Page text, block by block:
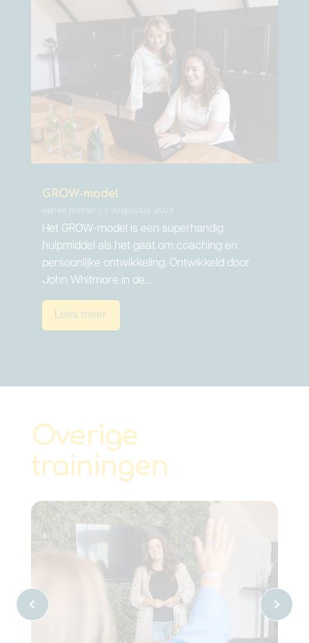
GROW-model
Renée Huster | 7 Augustus 2024
Het GROW-model is een superhandig
hulpmiddel als het gaat om coaching en
persoonlijke ontwikkeling. Ontwikkeld door
John Whitmore in de…
Lees meer
Overige
trainingen